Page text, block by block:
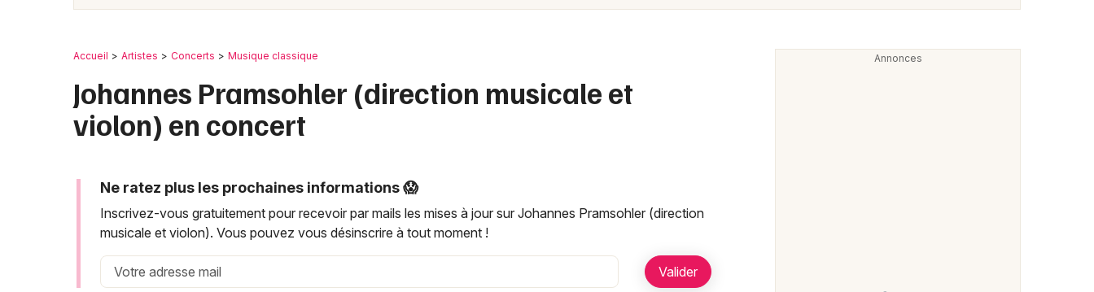
Sports
Sorties & loisirs
Mulhouse
Nice
Toulouse
Toutes les villes
Accueil Artistes Concerts Musique classique
Johannes Pramsohler (direction musicale et
violon) en concert
Ne ratez plus les prochaines informations 😱
Inscrivez-vous gratuitement pour recevoir par mails les mises à jour sur Johannes Pramsohler (direction
musicale et violon). Vous pouvez vous désinscrire à tout moment !